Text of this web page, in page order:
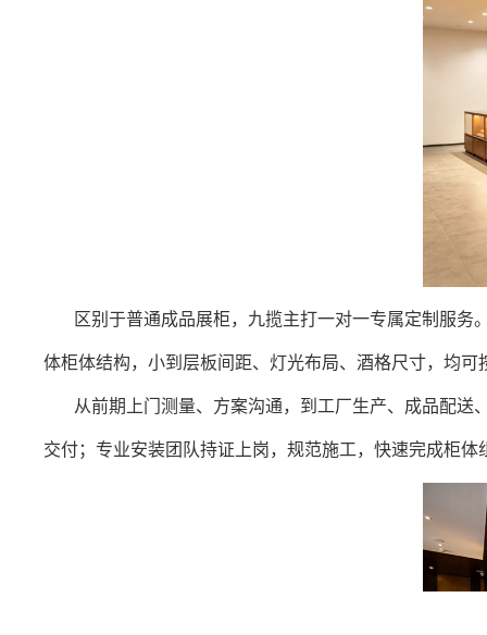
区别于普通成品展柜，九揽主打一对一专属定制服
体柜体结构，小到层板间距、灯光布局、酒格尺寸，均
从前期上门测量、方案沟通，到工厂生产、成品配
交付；专业安装团队持证上岗，规范施工，快速完成柜